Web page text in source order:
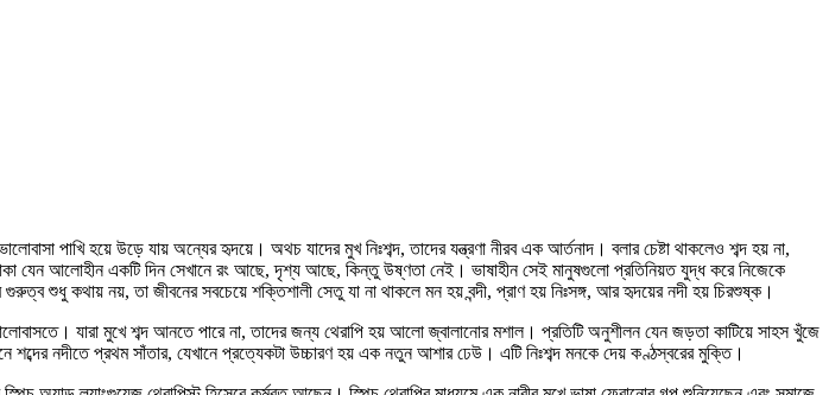
পাখি হয়ে উড়ে যায় অন্যের হৃদয়ে। অথচ যাদের মুখ নিঃশব্দ, তাদের যন্ত্রণা নীরব এক আর্তনাদ। বলার চেষ্টা থাকলেও শব্দ হয় না,
যেন আলোহীন একটি দিন সেখানে রং আছে, দৃশ্য আছে, কিন্তু উষ্ণতা নেই। ভাষাহীন সেই মানুষগুলো প্রতিনিয়ত যুদ্ধ করে নিজেকে
শুধু কথায় নয়, তা জীবনের সবচেয়ে শক্তিশালী সেতু যা না থাকলে মন হয় বন্দী, প্রাণ হয় নিঃসঙ্গ, আর হৃদয়ের নদী হয় চিরশুষ্ক।
যারা মুখে শব্দ আনতে পারে না, তাদের জন্য থেরাপি হয় আলো জ্বালানোর মশাল। প্রতিটি অনুশীলন যেন জড়তা কাটিয়ে সাহস খুঁজে
নদীতে প্রথম সাঁতার, যেখানে প্রত্যেকটা উচ্চারণ হয় এক নতুন আশার ঢেউ। এটি নিঃশব্দ মনকে দেয় কণ্ঠস্বরের মুক্তি।